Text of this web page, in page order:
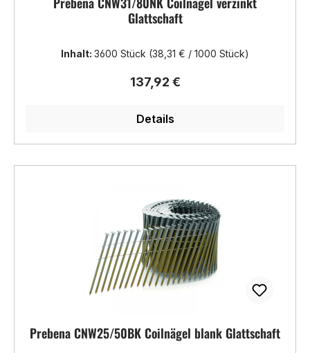
Glattschaft
Inhalt: 3600 Stück (38,31 € / 1000 Stück)
Regulärer Preis:
137,92 €
Details
Prebena CNW25/50BK Coilnägel blank Glattschaft